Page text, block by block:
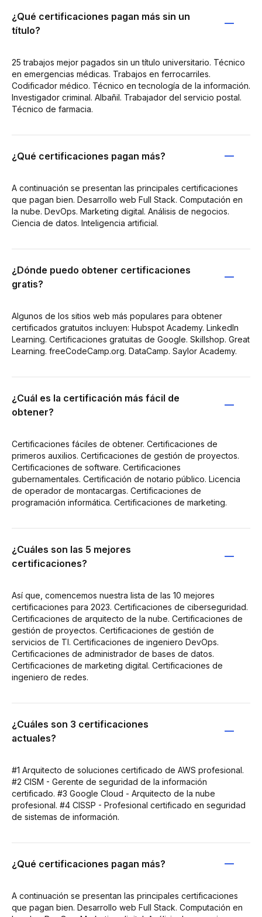
¿Qué certificaciones pagan más sin un
título?
25 trabajos mejor pagados sin un título universitario. Técnico
en emergencias médicas. Trabajos en ferrocarriles.
Codificador médico. Técnico en tecnología de la información.
Investigador criminal. Albañil. Trabajador del servicio postal.
Técnico de farmacia.
¿Qué certificaciones pagan más?
A continuación se presentan las principales certificaciones
que pagan bien. Desarrollo web Full Stack. Computación en
la nube. DevOps. Marketing digital. Análisis de negocios.
Ciencia de datos. Inteligencia artificial.
¿Dónde puedo obtener certificaciones
gratis?
Algunos de los sitios web más populares para obtener
certificados gratuitos incluyen: Hubspot Academy. LinkedIn
Learning. Certificaciones gratuitas de Google. Skillshop. Great
Learning. freeCodeCamp.org. DataCamp. Saylor Academy.
¿Cuál es la certificación más fácil de
obtener?
Certificaciones fáciles de obtener. Certificaciones de
primeros auxilios. Certificaciones de gestión de proyectos.
Certificaciones de software. Certificaciones
gubernamentales. Certificación de notario público. Licencia
de operador de montacargas. Certificaciones de
programación informática. Certificaciones de marketing.
¿Cuáles son las 5 mejores
certificaciones?
Así que, comencemos nuestra lista de las 10 mejores
certificaciones para 2023. Certificaciones de ciberseguridad.
Certificaciones de arquitecto de la nube. Certificaciones de
gestión de proyectos. Certificaciones de gestión de
servicios de TI. Certificaciones de ingeniero DevOps.
Certificaciones de administrador de bases de datos.
Certificaciones de marketing digital. Certificaciones de
ingeniero de redes.
¿Cuáles son 3 certificaciones
actuales?
#1 Arquitecto de soluciones certificado de AWS profesional.
#2 CISM - Gerente de seguridad de la información
certificado. #3 Google Cloud - Arquitecto de la nube
profesional. #4 CISSP - Profesional certificado en seguridad
de sistemas de información.
¿Qué certificaciones pagan más?
A continuación se presentan las principales certificaciones
que pagan bien. Desarrollo web Full Stack. Computación en